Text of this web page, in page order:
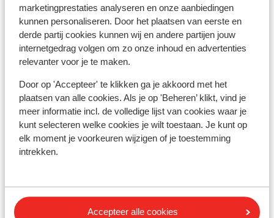
marketingprestaties analyseren en onze aanbiedingen
kunnen personaliseren. Door het plaatsen van eerste en
derde partij cookies kunnen wij en andere partijen jouw
internetgedrag volgen om zo onze inhoud en advertenties
relevanter voor je te maken.
Door op 'Accepteer' te klikken ga je akkoord met het
plaatsen van alle cookies. Als je op 'Beheren’ klikt, vind je
meer informatie incl. de volledige lijst van cookies waar je
kunt selecteren welke cookies je wilt toestaan. Je kunt op
elk moment je voorkeuren wijzigen of je toestemming
intrekken.
Accepteer alle cookies
Skipas
Skilessen
Skimateriaal
Andere accommodaties in Galibier
Thabor
Chalet Le Panoramic